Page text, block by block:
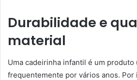
Durabilidade e
material
Uma cadeirinha infantil é um produto
frequentemente por vários anos. Por